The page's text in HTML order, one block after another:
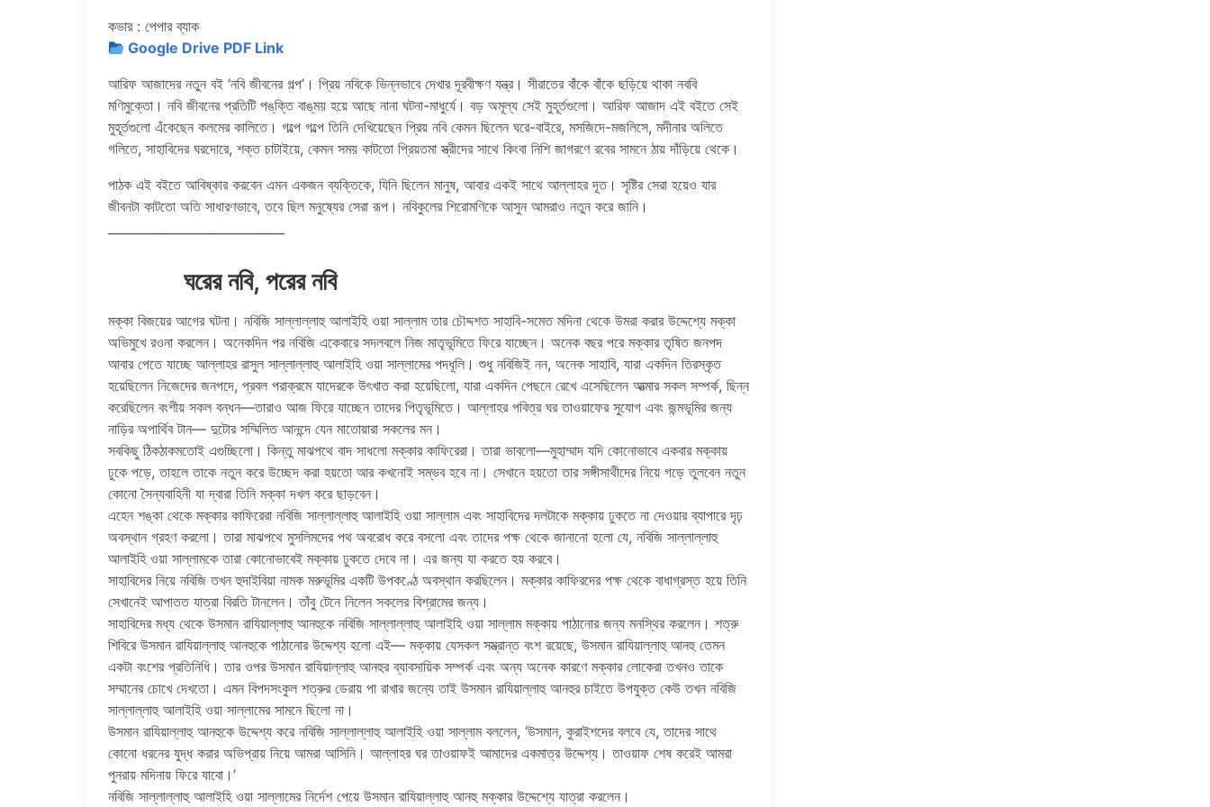
কভার : পেপার ব্যাক
Google Drive PDF Link
আরিফ আজাদের নতুন বই ‘নবি জীবনের গল্প’। প্রিয় নবিকে ভিন্নভাবে দেখার দূরবীক্ষণ যন্ত্র। সীরাতের বাঁকে বাঁকে ছড়িয়ে থাকা নববি
মণিমুক্তো। নবি জীবনের প্রতিটি পঙ্‌ক্তি বাঙ্‌ময় হয়ে আছে নানা ঘটনা-মাধুর্যে। বড় অমূল্য সেই মুহূর্তগুলো। আরিফ আজাদ এই বইতে সেই
মুহূর্তগুলো এঁকেছেন কলমের কালিতে। গল্পে গল্পে তিনি দেখিয়েছেন প্রিয় নবি কেমন ছিলেন ঘরে-বাইরে, মসজিদে-মজলিসে, মদীনার অলিতে
গলিতে, সাহাবিদের ঘরদোরে, শক্ত চাটাইয়ে, কেমন সময় কাটতো প্রিয়তমা স্ত্রীদের সাথে কিংবা নিশি জাগরণে রবের সামনে ঠায় দাঁড়িয়ে থেকে।
পাঠক এই বইতে আবিষ্কার করবেন এমন একজন ব্যক্তিকে, যিনি ছিলেন মানুষ, আবার একই সাথে আল্লাহর দূত। সৃষ্টির সেরা হয়েও যার
জীবনটা কাটতো অতি সাধারণভাবে, তবে ছিল মনুষ্যের সেরা রূপ। নবিকুলের শিরোমণিকে আসুন আমরাও নতুন করে জানি।
ঘরের নবি, পরের নবি
মক্কা বিজয়ের আগের ঘটনা। নবিজি সাল্লাল্লাহু আলাইহি ওয়া সাল্লাম তার চৌদ্দশত সাহাবি-সমেত মদিনা থেকে উমরা করার উদ্দেশ্যে মক্কা
অভিমুখে রওনা করলেন। অনেকদিন পর নবিজি একেবারে সদলবলে নিজ মাতৃভূমিতে ফিরে যাচ্ছেন। অনেক বছর পরে মক্কার তৃষিত জনপদ
আবার পেতে যাচ্ছে আল্লাহর রাসুল সাল্লাল্লাহু আলাইহি ওয়া সাল্লামের পদধূলি। শুধু নবিজিই নন, অনেক সাহাবি, যারা একদিন তিরস্কৃত
হয়েছিলেন নিজেদের জনপদে, প্রবল পরাক্রমে যাদেরকে উৎখাত করা হয়েছিলো, যারা একদিন পেছনে রেখে এসেছিলেন আত্মার সকল সম্পর্ক, ছিন্ন
করেছিলেন বংশীয় সকল বন্ধন—তারাও আজ ফিরে যাচ্ছেন তাদের পিতৃভূমিতে। আল্লাহর পবিত্র ঘর তাওয়াফের সুযোগ এবং জন্মভূমির জন্য
নাড়ির অপার্থিব টান— দুটোর সম্মিলিত আনন্দে যেন মাতোয়ারা সকলের মন।
সবকিছু ঠিকঠাকমতোই এগুচ্ছিলো। কিন্তু মাঝপথে বাদ সাধলো মক্কার কাফিরেরা। তারা ভাবলো—মুহাম্মাদ যদি কোনোভাবে একবার মক্কায়
ঢুকে পড়ে, তাহলে তাকে নতুন করে উচ্ছেদ করা হয়তো আর কখনোই সম্ভব হবে না। সেখানে হয়তো তার সঙ্গীসাথীদের নিয়ে গড়ে তুলবেন নতুন
কোনো সৈন্যবাহিনী যা দ্বারা তিনি মক্কা দখল করে ছাড়বেন।
এহেন শঙ্কা থেকে মক্কার কাফিরেরা নবিজি সাল্লাল্লাহু আলাইহি ওয়া সাল্লাম এবং সাহাবিদের দলটাকে মক্কায় ঢুকতে না দেওয়ার ব্যাপারে দৃঢ়
অবস্থান গ্রহণ করলো। তারা মাঝপথে মুসলিমদের পথ অবরোধ করে বসলো এবং তাদের পক্ষ থেকে জানানো হলো যে, নবিজি সাল্লাল্লাহু
আলাইহি ওয়া সাল্লামকে তারা কোনোভাবেই মক্কায় ঢুকতে দেবে না। এর জন্য যা করতে হয় করবে।
সাহাবিদের নিয়ে নবিজি তখন হুদাইবিয়া নামক মরুভূমির একটি উপকণ্ঠে অবস্থান করছিলেন। মক্কার কাফিরদের পক্ষ থেকে বাধাগ্রস্ত হয়ে তিনি
সেখানেই আপাতত যাত্রা বিরতি টানলেন। তাঁবু টেনে নিলেন সকলের বিশ্রামের জন্য।
সাহাবিদের মধ্য থেকে উসমান রাযিয়াল্লাহু আনহুকে নবিজি সাল্লাল্লাহু আলাইহি ওয়া সাল্লাম মক্কায় পাঠানোর জন্য মনস্থির করলেন। শত্রু
শিবিরে উসমান রাযিয়াল্লাহু আনহুকে পাঠানোর উদ্দেশ্য হলো এই— মক্কায় যেসকল সম্ভ্রান্ত বংশ রয়েছে, উসমান রাযিয়াল্লাহু আনহু তেমন
একটা বংশের প্রতিনিধি। তার ওপর উসমান রাযিয়াল্লাহু আনহুর ব্যাবসায়িক সম্পর্ক এবং অন্য অনেক কারণে মক্কার লোকেরা তখনও তাকে
সম্মানের চোখে দেখতো। এমন বিপদসংকুল শত্রুর ডেরায় পা রাখার জন্যে তাই উসমান রাযিয়াল্লাহু আনহুর চাইতে উপযুক্ত কেউ তখন নবিজি
সাল্লাল্লাহু আলাইহি ওয়া সাল্লামের সামনে ছিলো না।
উসমান রাযিয়াল্লাহু আনহুকে উদ্দেশ্য করে নবিজি সাল্লাল্লাহু আলাইহি ওয়া সাল্লাম বললেন, ‘উসমান, কুরাইশদের বলবে যে, তাদের সাথে
কোনো ধরনের যুদ্ধ করার অভিপ্রায় নিয়ে আমরা আসিনি। আল্লাহর ঘর তাওয়াফই আমাদের একমাত্র উদ্দেশ্য। তাওয়াফ শেষ করেই আমরা
পুনরায় মদিনায় ফিরে যাবো।’
নবিজি সাল্লাল্লাহু আলাইহি ওয়া সাল্লামের নির্দেশ পেয়ে উসমান রাযিয়াল্লাহু আনহু মক্কার উদ্দেশ্যে যাত্রা করলেন।